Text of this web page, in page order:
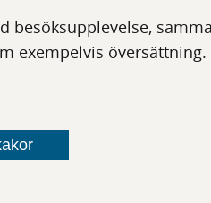
besöksupplevelse,
exempelvis översättning.
Digitala